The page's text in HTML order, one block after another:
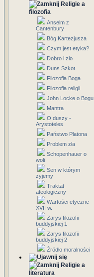
Religie a
filozofia
Anselm z
Cantenbury
Bóg Kartezjusza
Czym jest etyka?
Dobro i zlo
Duns Szkot
Filozofia Boga
Filozofia religii
John Locke o Bogu
Mantra
O duszy -
Arystoteles
Państwo Platona
Problem zła
Schopenhauer o
woli
Sen w którym
żyjemy
Traktat
ateologiczny
Wartości etyczne
XVII w.
Zarys filozofii
buddyjskiej 1
Zarys filozofii
buddyjskiej 2
Źródło moralności
Religie a
literatura